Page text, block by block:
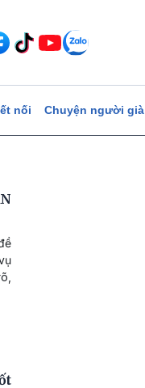
nối Chuyện người già